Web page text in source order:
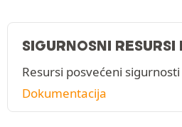
SIGURNOSNI
Resursi posvećeni
Dokumentacija